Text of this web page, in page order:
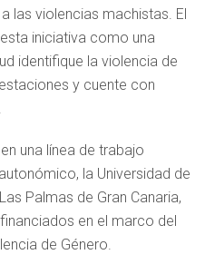
las violencias machistas. El
iniciativa como una
identifique la violencia de
y cuente con
una línea de trabajo
la Universidad de
Palmas de Gran Canaria,
en el marco del
de Género.